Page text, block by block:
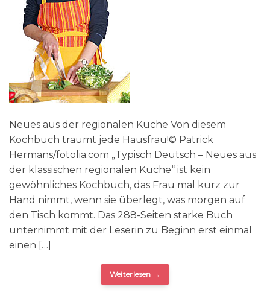
Neues aus der regionalen Küche Von diesem
Kochbuch träumt jede Hausfrau!© Patrick
Hermans/fotolia.com „Typisch Deutsch – Neues aus
der klassischen regionalen Küche“ ist kein
gewöhnliches Kochbuch, das Frau mal kurz zur
Hand nimmt, wenn sie überlegt, was morgen auf
den Tisch kommt. Das 288-Seiten starke Buch
unternimmt mit der Leserin zu Beginn erst einmal
einen […]
Weiterlesen →